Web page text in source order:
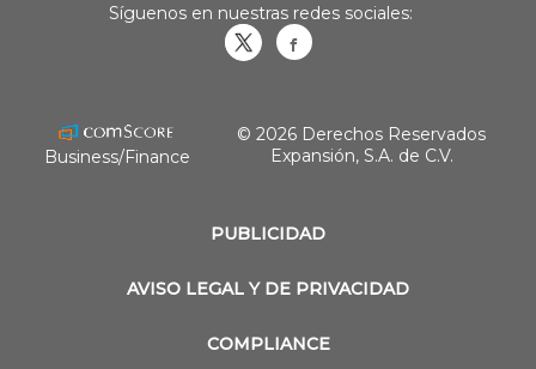
PUBLICIDAD
AVISO LEGAL Y DE PRIVACIDAD
COMPLIANCE
Síguenos en nuestras redes sociales:
Business/Finance
© 2026 Derechos Reservados
Expansión, S.A. de C.V.